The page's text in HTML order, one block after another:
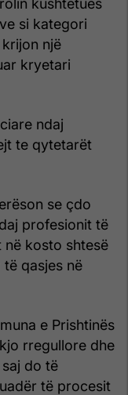
kushtetues
si kategori
një
kryetari
ndaj
te qytetarët
se çdo
profesionit të
kosto shtesë
qasjes në
e Prishtinës
rregullore dhe
do të
të procesit